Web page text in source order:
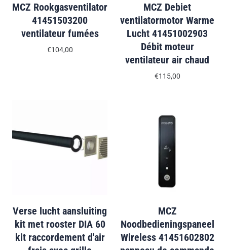
MCZ Rookgasventilator
41451503200
ventilateur fumées
€104,00
MCZ Debiet
ventilatormotor Warme
Lucht 41451002903
Débit moteur
ventilateur air chaud
€115,00
Verse lucht aansluiting
kit met rooster DIA 60
kit raccordement d'air
MCZ
Noodbedieningspaneel
Wireless 41451602802